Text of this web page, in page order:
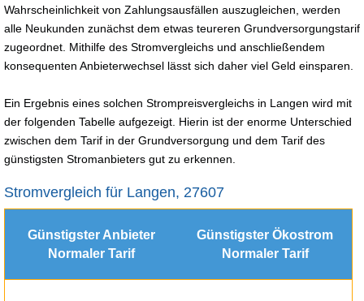
Wahrscheinlichkeit von Zahlungsausfällen auszugleichen, werden
alle Neukunden zunächst dem etwas teureren Grundversorgungstarif
zugeordnet. Mithilfe des Stromvergleichs und anschließendem
konsequenten Anbieterwechsel lässt sich daher viel Geld einsparen.
Ein Ergebnis eines solchen Strompreisvergleichs in Langen wird mit
der folgenden Tabelle aufgezeigt. Hierin ist der enorme Unterschied
zwischen dem Tarif in der Grundversorgung und dem Tarif des
günstigsten Stromanbieters gut zu erkennen.
Stromvergleich für Langen, 27607
Günstigster Anbieter
Normaler Tarif
Günstigster Ökostrom
Normaler Tarif